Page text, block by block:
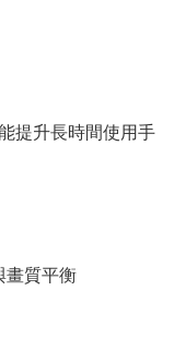
提升長時間使用手
畫質平衡